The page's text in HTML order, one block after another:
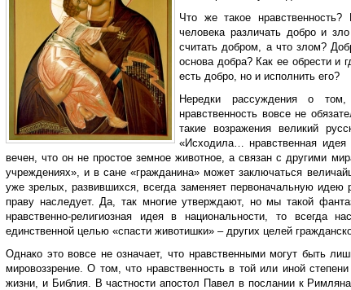
Что же такое нравственность?
человека различать добро и
считать добром, а что злом?
основа добра? Как ее обрести и
есть добро, но и исполнить его?
Нередки рассуждения о
нравственность вовсе не
такие возражения великий
«Исходила… нравственная идея
вечен, что он не простое земное животное, а связан с другими
учреждениях», и в сане «гражданина» может заключаться
уже зрелых, развившихся, всегда заменяет первоначальную идею
праву наследует. Да, так многие утверждают, но мы такой
нравственно-религиозная идея в национальности, то всегда
единственной целью «спасти животишки» – других целей
Однако это вовсе не означает, что нравственными могут быть
мировоззрение. О том, что нравственность в той или иной
жизни, и Библия. В частности апостол Павел в послании к